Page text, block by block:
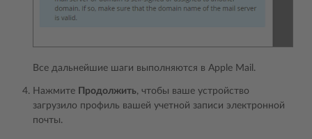
Все дальнейшие шаги выполняются в Apple Mail.
Нажмите Продолжить, чтобы ваше устройство
загрузило профиль вашей учетной записи электронной
почты.